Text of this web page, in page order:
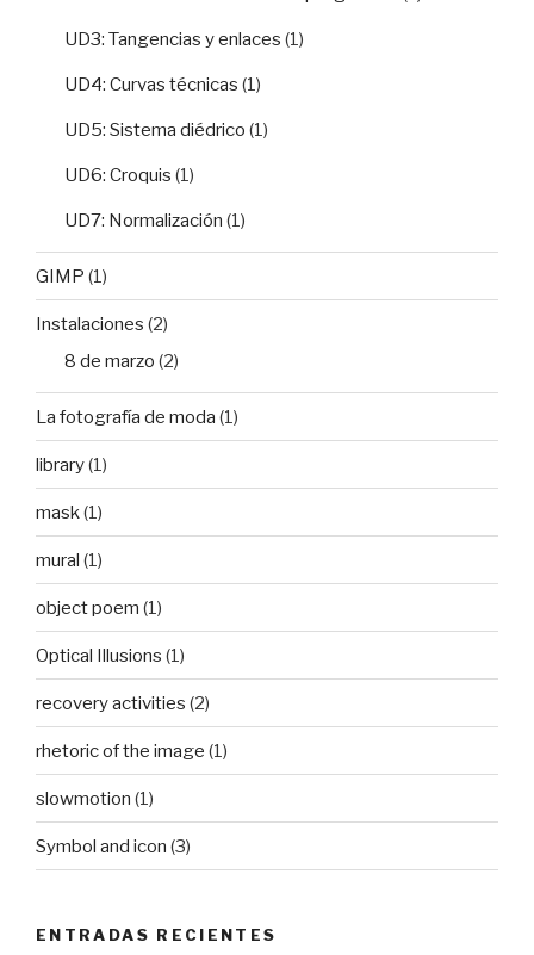
UD3: Tangencias y enlaces (1)
UD4: Curvas técnicas (1)
UD5: Sistema diédrico (1)
UD6: Croquis (1)
UD7: Normalización (1)
GIMP (1)
Instalaciones (2)
8 de marzo (2)
La fotografía de moda (1)
library(1)
mask(1)
mural (1)
object poem (1)
Optical Illusions (1)
recovery activities (2)
rhetoric of the image (1)
slowmotion (1)
Symbol and icon (3)
ENTRADAS RECIENTES